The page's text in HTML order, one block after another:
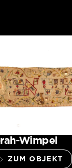
Wimpel
ZUM OBJEKT